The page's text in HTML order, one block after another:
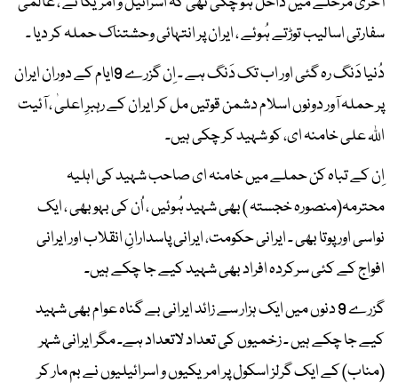
سفارتی اسالیب توڑتے ہُوئے ، ایران پر انتہائی وحشتناک حملہ کر دیا ۔
دُنیا دَنگ رہ گئی اور اب تک دَنگ ہے ۔ اِن گزرے 9ایام کے دوران ایران
پر حملہ آور دونوں اسلام دشمن قوتیں مل کر ایران کے رہبرِ اعلیٰ ، آئیت
اللہ علی خامنہ ای، کو شہید کر چکی ہیں۔
اِن کے تباہ کن حملے میں خامنہ ای صاحب شہید کی اہلیہ
محترمہ(منصورہ خجستہ ) بھی شہید ہُوئیں ، اُن کی بہو بھی ، ایک
نواسی اور پوتا بھی ۔ ایرانی حکومت، ایرانی پاسدارانِ انقلاب اور ایرانی
افواج کے کئی سرکردہ افراد بھی شہید کیے جا چکے ہیں۔
گزرے 9 دنوں میں ایک ہزار سے زائد ایرانی بے گناہ عوام بھی شہید
کیے جا چکے ہیں ۔ زخمیوں کی تعداد لاتعداد ہے۔ مگر ایرانی شہر
(مناب) کے ایک گرلز اسکول پر امریکیوں و اسرائیلیوں نے بم مار کر